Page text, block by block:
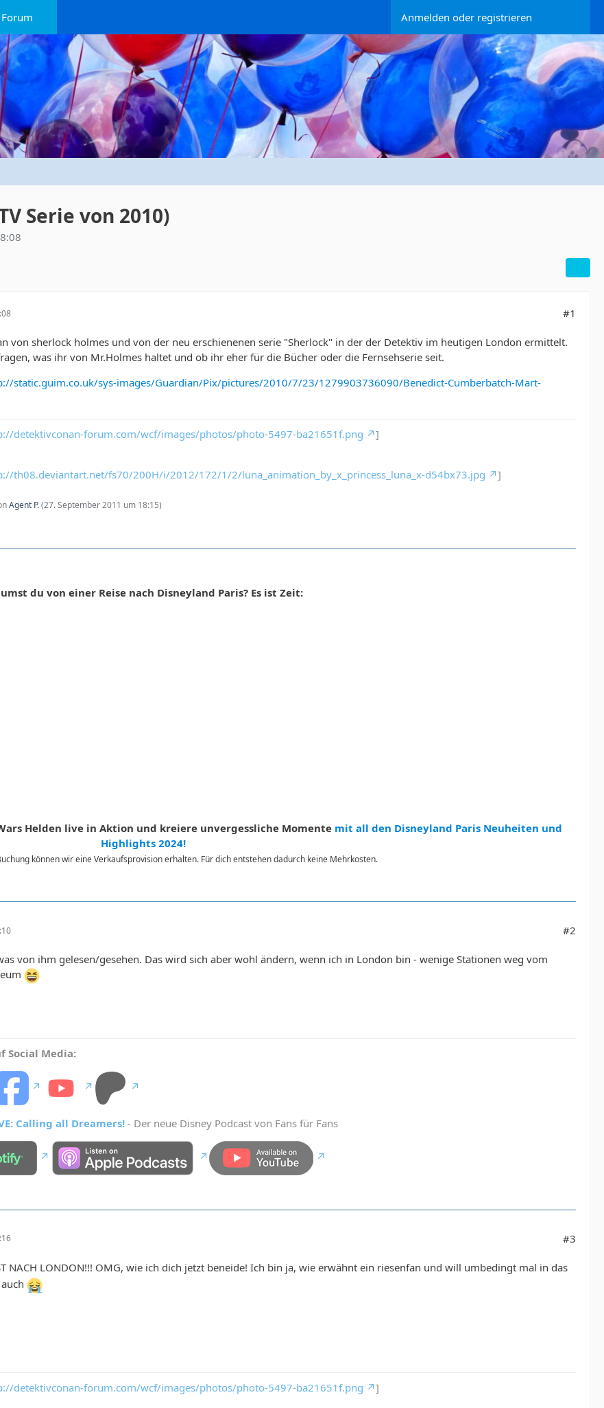
Forum Anmelden oder registrieren
Serie von 2010)
#1
von sherlock holmes und von der neu erschienenen serie "Sherlock" in der der Detektiv im heutigen London ermittelt.
was ihr von Mr.Holmes haltet und ob ihr eher für die Bücher oder die Fernsehserie seit.
static.guim.co.uk/sys-images/Guardian/Pix/pictures/2010/7/23/1279903736090/Benedict-Cumberbatch-Mart-
detektivconan-forum.com/wcf/images/photos/photo-5497-ba21651f.png
]
th08.deviantart.net/fs70/200H/i/2012/172/1/2/luna_animation_by_x_princess_luna_x-d54bx73.jpg ]
Agent P.(27. September 2011 um 18:15)
du von einer Reise nach Disneyland Paris? Es ist Zeit:
Helden live in Aktion und kreiere unvergessliche Momente mit all den Disneyland Paris Neuheiten und
Highlights 2024!
können wir eine Verkaufsprovision erhalten. Für dich entstehen dadurch keine Mehrkosten.
#2
von ihm gelesen/gesehen. Das wird sich aber wohl ändern, wenn ich in London bin - wenige Stationen weg vom
Social Media:
Calling all Dreamers! - Der neue Disney Podcast von Fans für Fans
#3
NACH LONDON!!! OMG, wie ich dich jetzt beneide! Ich bin ja, wie erwähnt ein riesenfan und will umbedingt mal in das
detektivconan-forum.com/wcf/images/photos/photo-5497-ba21651f.png
]